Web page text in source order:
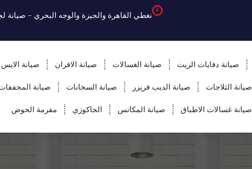
نغطي القاهرة والجيزة والوجه البحري – صيانة
صيانة دفايات الزيت صيانة الغسالات صيانة الافران صيانة الايس
صيانة الثلاجات صيانة الديب فريزر صيانة السخانات صيانة
صيانة غسالات الاطباق صيانة المكانس الجاكوزي مفرمة الحوض